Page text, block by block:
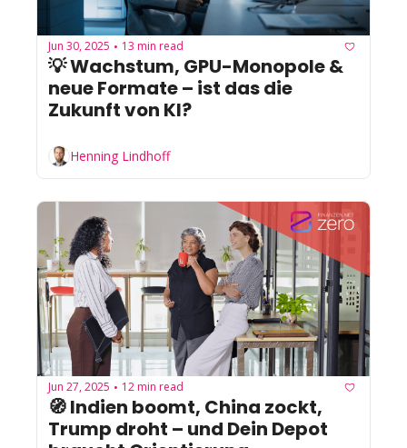
Jun 30, 2025 • 13 min read
💡 Wachstum, GPU-Monopole &
neue Formate – ist das die
Zukunft von KI?
Henning Lindhoff
Jun 27, 2025 • 12 min read
🧭 Indien boomt, China zockt,
Trump droht – und Dein Depot